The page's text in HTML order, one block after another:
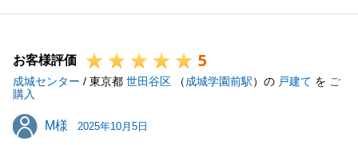
仲介会社様とも緊密に連携を取り、無事に完了できま
今後とも、不動産に関してお困りごとやご相談がござ
いましたら、ぜひお気軽にお声がけくださいませ。
引き続き、何卒よろしくお願い申し上げます。
お客様評価 5
成城センター / 東京都 世田谷区 （成城学園前駅）の 戸建て を ご
購入
M様
M様 2025年10月5日